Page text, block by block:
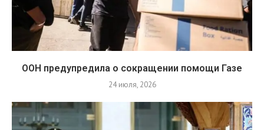
ООН предупредила о сокращении помощи Газе
24 июля, 2026